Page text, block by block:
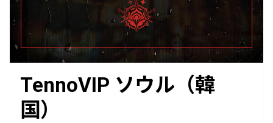
TennoVIP ソウル（韓
国）